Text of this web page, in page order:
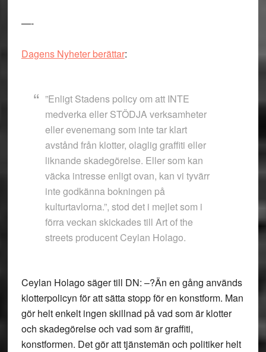
—-
Dagens Nyheter berättar:
”Enligt Stadens policy om att INTE
medverka eller STÖDJA verksamheter
eller evenemang som inte tar klart
avstånd från klotter, olaglig graffiti eller
liknande skadegörelse. Eller som kan
väcka intresse enligt ovan, kan vi tyvärr
inte godkänna bokningen på
kulturtavlorna.”, stod det i mejlet som i
förra veckan skickades till Art of the
streets producent Ceylan Holago.
Ceylan Holago säger till DN: –?Än en gång används
klotterpolicyn för att sätta stopp för en konstform. Man
gör helt enkelt ingen skillnad på vad som är klotter
och skadegörelse och vad som är graffiti,
konstformen. Det gör att tjänstemän och politiker helt